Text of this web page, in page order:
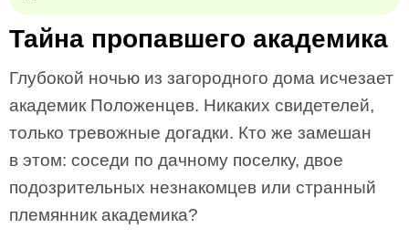
Тайна пропавшего академика
Глубокой ночью из загородного дома исчезает
академик Положенцев. Никаких свидетелей,
только тревожные догадки. Кто же замешан
в этом: соседи по дачному поселку, двое
подозрительных незнакомцев или странный
племянник академика?